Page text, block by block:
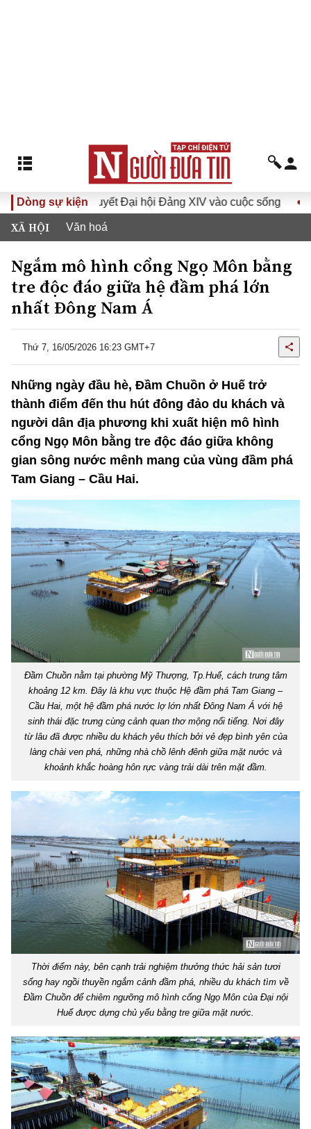
Dòng sự kiện
Nghị quyết Đại hội Đảng XIV vào cuộc sống Hướng tới
XÃ HỘI Văn hoá
Ngắm mô hình cổng Ngọ Môn bằng
tre độc đáo giữa hệ đầm phá lớn
nhất Đông Nam Á
Thứ 7, 16/05/2026 16:23 GMT+7
Những ngày đầu hè, Đầm Chuồn ở Huế trở
thành điểm đến thu hút đông đảo du khách và
người dân địa phương khi xuất hiện mô hình
cổng Ngọ Môn bằng tre độc đáo giữa không
gian sông nước mênh mang của vùng đầm phá
Tam Giang – Cầu Hai.
Đầm Chuồn nằm tại phường Mỹ Thượng, Tp.Huế, cách trung tâm
khoảng 12 km. Đây là khu vực thuộc Hệ đầm phá Tam Giang –
Cầu Hai, một hệ đầm phá nước lợ lớn nhất Đông Nam Á với hệ
sinh thái đặc trưng cùng cảnh quan thơ mộng nổi tiếng. Nơi đây
từ lâu đã được nhiều du khách yêu thích bởi vẻ đẹp bình yên của
làng chài ven phá, những nhà chồ lênh đênh giữa mặt nước và
khoảnh khắc hoàng hôn rực vàng trải dài trên mặt đầm.
Thời điểm này, bên cạnh trải nghiệm thưởng thức hải sản tươi
sống hay ngồi thuyền ngắm cảnh đầm phá, nhiều du khách tìm về
Đầm Chuồn để chiêm ngưỡng mô hình cổng Ngọ Môn của Đại nội
Huế được dựng chủ yếu bằng tre giữa mặt nước.